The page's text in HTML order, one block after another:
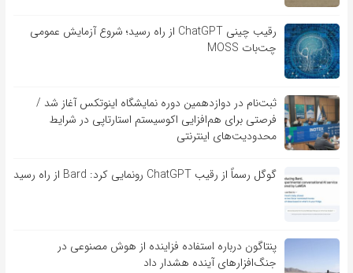
رقیب چینی ChatGPT از راه رسید؛ شروع آزمایش عمومی
چت‌بات MOSS
ثبت‌نام در دوازدهمین دوره نمایشگاه اینوتکس آغاز شد /
فرصتی برای هم‌افزایی اکوسیستم استارتاپی در شرایط
محدودیت‌های اینترنتی
گوگل رسماً از رقیب ChatGPT رونمایی کرد: Bard از راه رسید
پنتاگون درباره استفاده فزاینده از هوش مصنوعی در
جنگ‌افزارهای آینده هشدار داد